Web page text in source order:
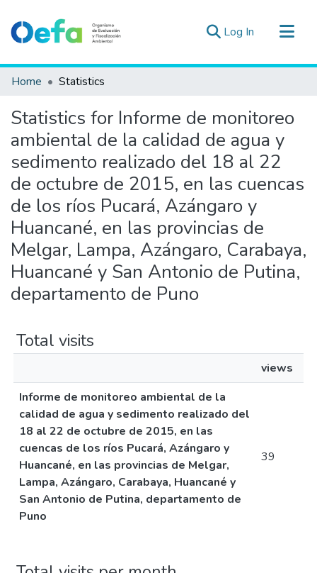
Log In (current)
Communities & Collections
Estad. Externas
Guias ▾
Home Statistics
Statistics for Informe de monitoreo
ambiental de la calidad de agua y
sedimento realizado del 18 al 22
de octubre de 2015, en las cuencas
de los ríos Pucará, Azángaro y
Huancané, en las provincias de
Melgar, Lampa, Azángaro, Carabaya,
Huancané y San Antonio de Putina,
departamento de Puno
Total visits
views
Informe de monitoreo ambiental de la
calidad de agua y sedimento realizado del
18 al 22 de octubre de 2015, en las
cuencas de los ríos Pucará, Azángaro y
Huancané, en las provincias de Melgar,
Lampa, Azángaro, Carabaya, Huancané y
San Antonio de Putina, departamento de
Puno
39